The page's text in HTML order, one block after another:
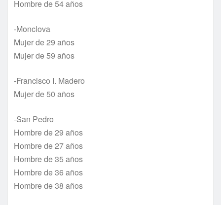
Hombre de 54 años
-Monclova
Mujer de 29 años
Mujer de 59 años
-Francisco I. Madero
Mujer de 50 años
-San Pedro
Hombre de 29 años
Hombre de 27 años
Hombre de 35 años
Hombre de 36 años
Hombre de 38 años